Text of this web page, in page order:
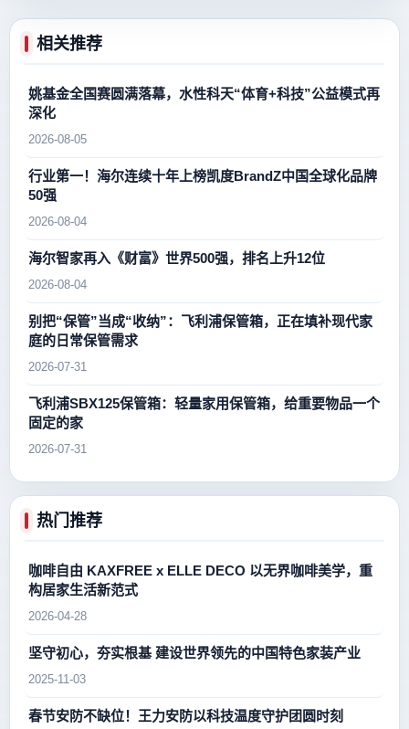
相关推荐
姚基金全国赛圆满落幕，水性科天“体育+科技”公益模式再
深化
2026-08-05
行业第一！海尔连续十年上榜凯度BrandZ中国全球化品牌
50强
2026-08-04
海尔智家再入《财富》世界500强，排名上升12位
2026-08-04
别把“保管”当成“收纳”：飞利浦保管箱，正在填补现代家
庭的日常保管需求
2026-07-31
飞利浦SBX125保管箱：轻量家用保管箱，给重要物品一个
固定的家
2026-07-31
热门推荐
咖啡自由 KAXFREE x ELLE DECO 以无界咖啡美学，重
构居家生活新范式
2026-04-28
坚守初心，夯实根基 建设世界领先的中国特色家装产业
2025-11-03
春节安防不缺位！王力安防以科技温度守护团圆时刻